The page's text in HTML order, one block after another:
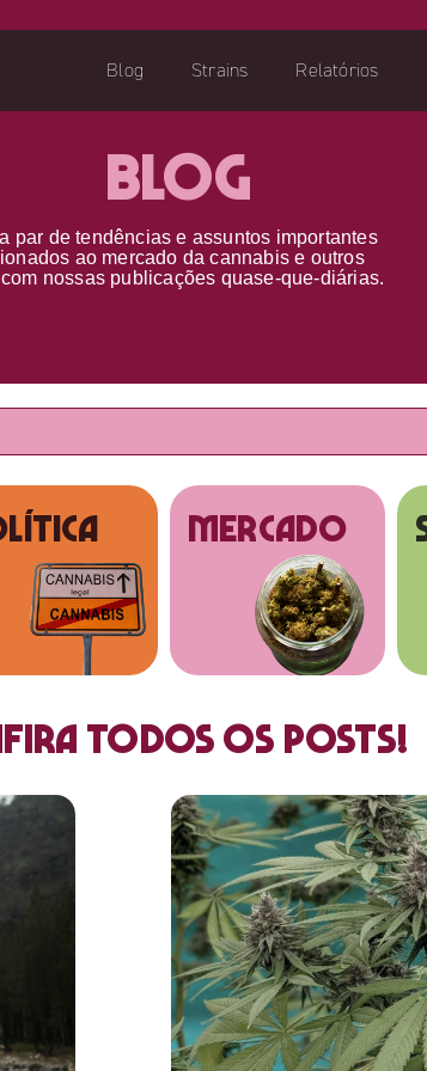
Blog Strains Relatórios
Blog
par detendências e assuntos importantes
ao mercado da cannabis e outros
com nossas publicações quase-que-diárias.
MERCADO
todos os posts!